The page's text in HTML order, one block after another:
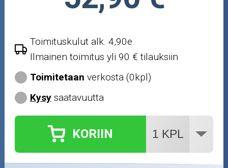
Toimituskulut alk. 4,90e
Ilmainen toimitus yli 90 € tilauksiin
Toimitetaan verkosta (0kpl)
Kysy saatavuutta
KORIIN